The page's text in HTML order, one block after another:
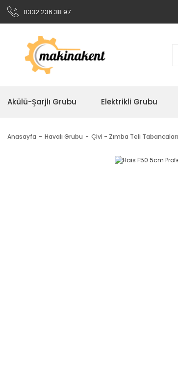
0332 236 38 97
Akülü-Şarjlı Grubu Elektrikli Grubu
Anasayfa Havalı Grubu Çivi - Zımba Teli Tabancaları